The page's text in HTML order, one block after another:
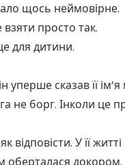
щось неймовірне.
просто так.
для дитини.
сказав її ім’я
не борг. Інколи це
відповісти. У її